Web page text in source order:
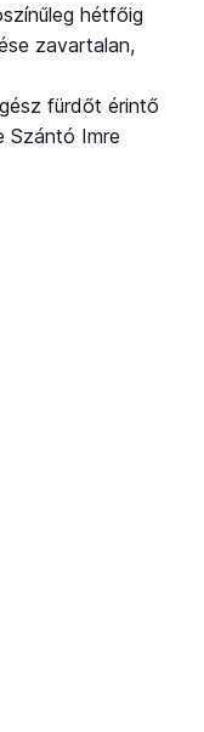
hétfőig
zavartalan,
fürdőt érintő
Szántó Imre